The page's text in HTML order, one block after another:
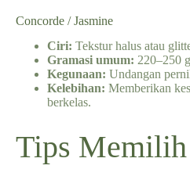
Concorde / Jasmine
Ciri: Tekstur halus atau
Gramasi umum: 220–250
Kegunaan: Undangan
Kelebihan: Memberikan
berkelas.
Tips